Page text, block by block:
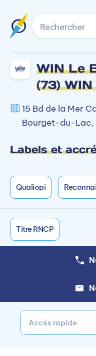
Rechercher
WIN Le
(73)
15 Bd de la Mer
Bourget-du-Lac,
Labels et
Qualiopi
Titre RNCP
Accès rapide